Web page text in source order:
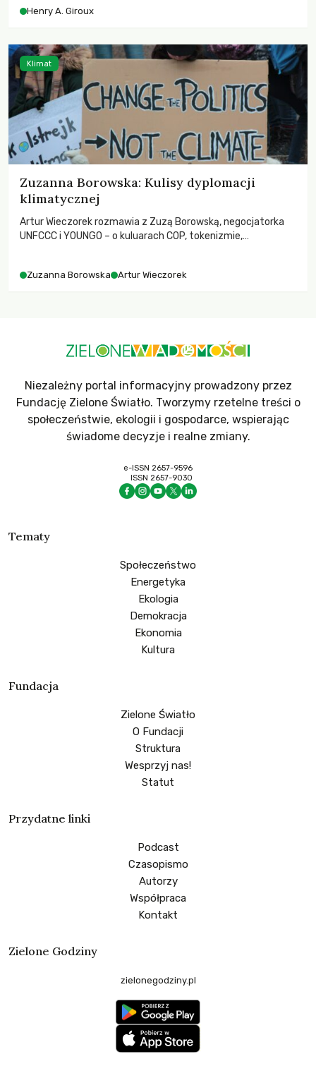
wychowają świadomych obywateli?
Henry A. Giroux
Zuzanna Borowska: Kulisy dyplomacji
klimatycznej
Artur Wieczorek rozmawia z Zuzą Borowską, negocjatorka
UNFCCC i YOUNGO – o kuluarach COP, tokenizmie,
Zuzanna Borowska Artur Wieczorek
Klimat
Niezależny portal informacyjny prowadzony przez
Fundację Zielone Światło. Tworzymy rzetelne treści o
społeczeństwie, ekologii i gospodarce, wspierając
świadome decyzje i realne zmiany.
e-ISSN 2657-9596
ISSN 2657-9030
Tematy
Społeczeństwo
Energetyka
Ekologia
Demokracja
Ekonomia
Kultura
Fundacja
Zielone Światło
O Fundacji
Struktura
Wesprzyj nas!
Statut
Przydatne linki
Podcast
Czasopismo
Autorzy
Współpraca
Kontakt
Zielone Godziny
zielonegodziny.pl